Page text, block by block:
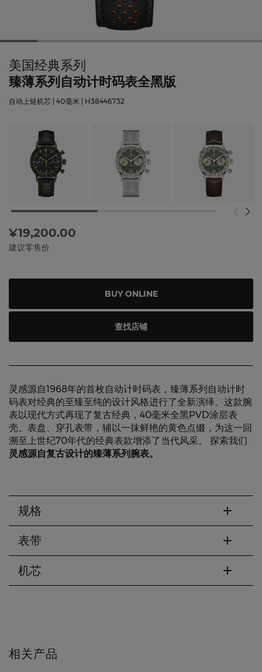
美国经典系列
臻薄系列自动计时码表全黑版
自动上链机芯 | 40毫米 | H38446732
¥19,200.00
建议零售价
BUY ONLINE
查找店铺
灵感源自1968年的首枚自动计时码表，臻薄系列自动计时
码表对经典的至臻至纯的设计风格进行了全新演绎。这款腕
表以现代方式再现了复古经典，40毫米全黑PVD涂层表
壳、表盘、穿孔表带，辅以一抹鲜艳的黄色点缀，为这一回
溯至上世纪70年代的经典表款增添了当代风采。 探索我们
灵感源自复古设计的臻薄系列腕表。
规格
表带
机芯
相关产品